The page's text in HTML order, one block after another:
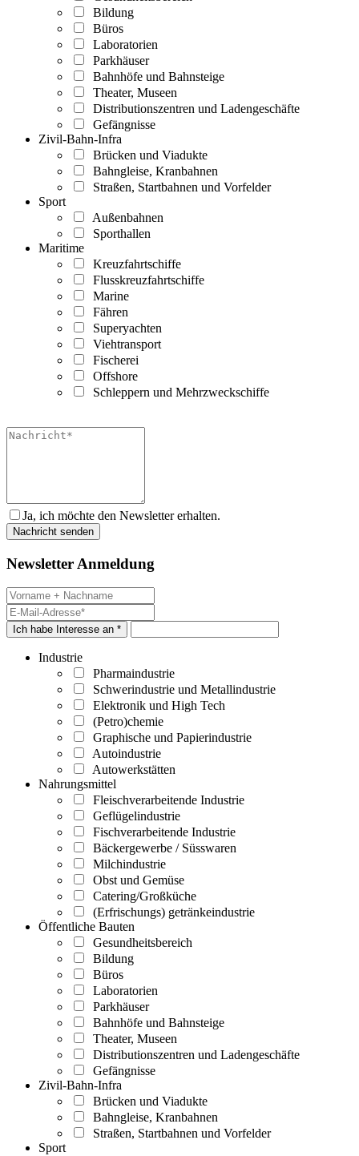
Bildung
Büros
Laboratorien
Parkhäuser
Bahnhöfe und Bahnsteige
Theater, Museen
Distributionszentren und Ladengeschäfte
Gefängnisse
Zivil-Bahn-Infra
Brücken und Viadukte
Bahngleise, Kranbahnen
Straßen, Startbahnen und Vorfelder
Sport
Außenbahnen
Sporthallen
Maritime
Kreuzfahrtschiffe
Flusskreuzfahrtschiffe
Marine
Fähren
Superyachten
Viehtransport
Fischerei
Offshore
Schleppern und Mehrzweckschiffe
Ja, ich möchte den Newsletter erhalten.
Newsletter Anmeldung
Ich habe Interesse an *
Industrie
Pharmaindustrie
Schwerindustrie und Metallindustrie
Elektronik und High Tech
(Petro)chemie
Graphische und Papierindustrie
Autoindustrie
Autowerkstätten
Nahrungsmittel
Fleischverarbeitende Industrie
Geflügelindustrie
Fischverarbeitende Industrie
Bäckergewerbe / Süsswaren
Milchindustrie
Obst und Gemüse
Catering/Großküche
(Erfrischungs) getränkeindustrie
Öffentliche Bauten
Gesundheitsbereich
Bildung
Büros
Laboratorien
Parkhäuser
Bahnhöfe und Bahnsteige
Theater, Museen
Distributionszentren und Ladengeschäfte
Gefängnisse
Zivil-Bahn-Infra
Brücken und Viadukte
Bahngleise, Kranbahnen
Straßen, Startbahnen und Vorfelder
Sport